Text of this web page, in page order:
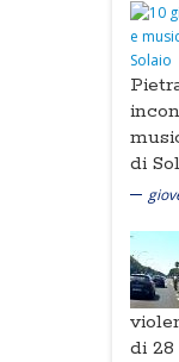
di
di